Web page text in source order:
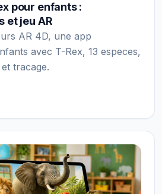
pour enfants :
et jeu AR
AR 4D, une app
avec T-Rex, 13 especes,
tracage.